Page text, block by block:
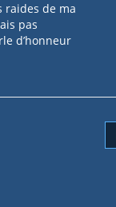
raides de ma
pas
d’honneur